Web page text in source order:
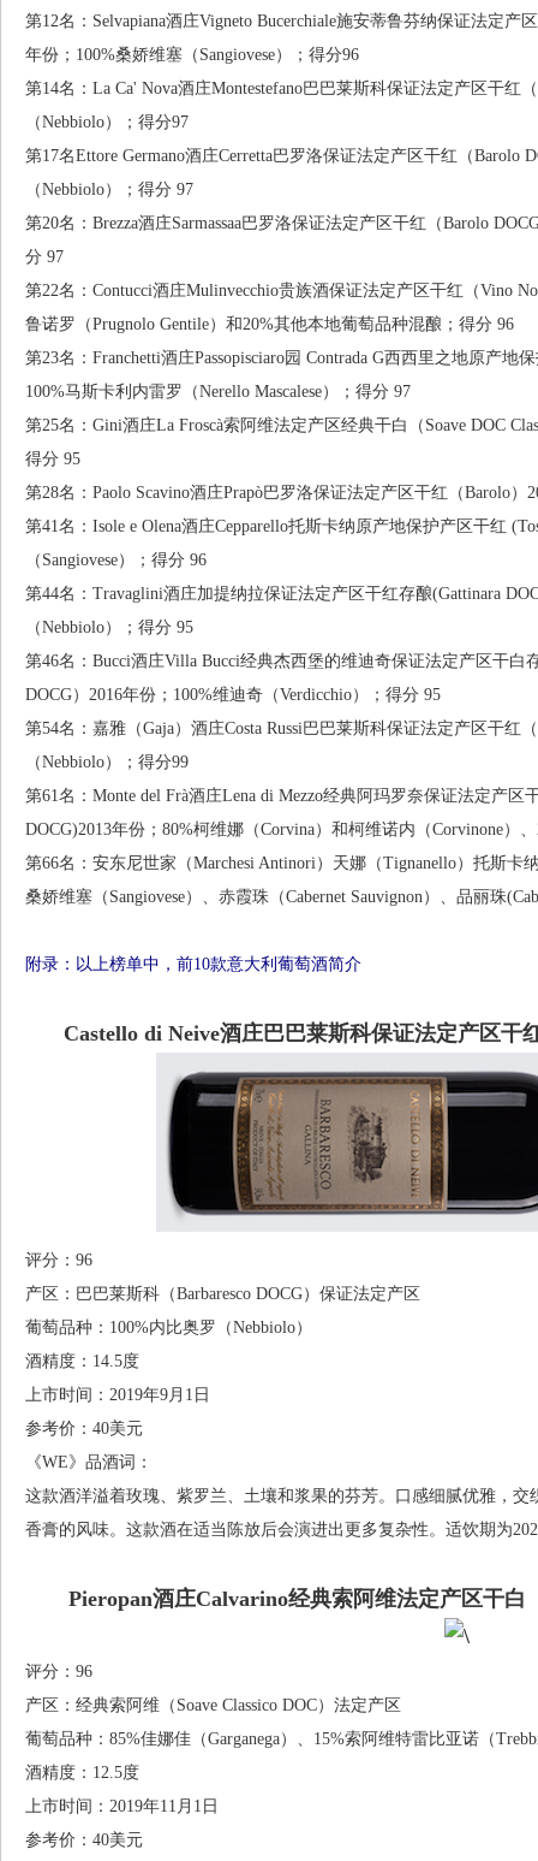
第12名：Selvapiana酒庄Vigneto Bucerchiale施安蒂鲁芬纳保证法定产
年份；100%桑娇维塞（Sangiovese）；得分96
第14名：La Ca' Nova酒庄Montestefano巴巴莱斯科保证法定产区干红
（Nebbiolo）；得分97
第17名Ettore Germano酒庄Cerretta巴罗洛保证法定产区干红（Barolo
（Nebbiolo）；得分 97
第20名：Brezza酒庄Sarmassaa巴罗洛保证法定产区干红（Barolo
分 97
第22名：Contucci酒庄Mulinvecchio贵族酒保证法定产区干红（Vino
鲁诺罗（Prugnolo Gentile）和20%其他本地葡萄品种混酿；得分 96
第23名：Franchetti酒庄Passopisciaro园 Contrada G西西里之地原产地
100%马斯卡利内雷罗（Nerello Mascalese）；得分 97
第25名：Gini酒庄La Froscà索阿维法定产区经典干白（Soave DOC
得分 95
第28名：Paolo Scavino酒庄Prapò巴罗洛保证法定产区干红（Barolo
第41名：Isole e Olena酒庄Cepparello托斯卡纳原产地保护产区干红
（Sangiovese）；得分 96
第44名：Travaglini酒庄加提纳拉保证法定产区干红存酿(Gattinara
（Nebbiolo）；得分 95
第46名：Bucci酒庄Villa Bucci经典杰西堡的维迪奇保证法定产区干白存
DOCG）2016年份；100%维迪奇（Verdicchio）；得分 95
第54名：嘉雅（Gaja）酒庄Costa Russi巴巴莱斯科保证法定产区干红
（Nebbiolo）；得分99
第61名：Monte del Frà酒庄Lena di Mezzo经典阿玛罗奈保证法定产区
DOCG)2013年份；80%柯维娜（Corvina）和柯维诺内（Corvinone）
第66名：安东尼世家（Marchesi Antinori）天娜（Tignanello）托斯卡
桑娇维塞（Sangiovese）、赤霞珠（Cabernet Sauvignon）、品丽珠
附录：以上榜单中，前10款意大利葡萄酒简介
Castello di Neive酒庄巴巴莱斯科保证法定产区干
评分：96
产区：巴巴莱斯科（Barbaresco DOCG）保证法定产区
葡萄品种：100%内比奥罗（Nebbiolo）
酒精度：14.5度
上市时间：2019年9月1日
参考价：40美元
《WE》品酒词：
这款酒洋溢着玫瑰、紫罗兰、土壤和浆果的芬芳。口感细腻优雅，
香膏的风味。这款酒在适当陈放后会演进出更多复杂性。适饮期为
Pieropan酒庄Calvarino经典索阿维法定产区干白
评分：96
产区：经典索阿维（Soave Classico DOC）法定产区
葡萄品种：85%佳娜佳（Garganega）、15%索阿维特雷比亚诺（
酒精度：12.5度
上市时间：2019年11月1日
参考价：40美元